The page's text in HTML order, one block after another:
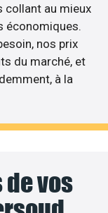
collant au mieux
économiques.
nos prix
du marché, et
à la
vos